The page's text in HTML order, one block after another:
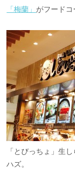
「梅蘭」 がフードコ
「とびっちょ」生
ハズ。